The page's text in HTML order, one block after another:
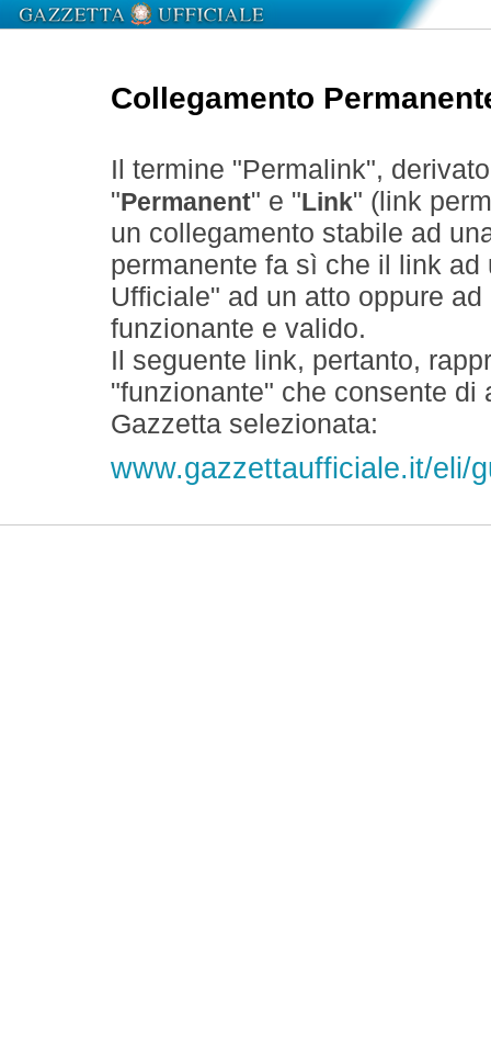
Collegamento
Il termine "Permalink",
" Permanent" e " Link" (link
un collegamento stabile ad
permanente fa sì che il link
Ufficiale" ad un atto oppure
funzionante e valido.
Il seguente link, pertanto,
"funzionante" che consente
Gazzetta selezionata:
www.gazzettaufficiale.it/eli/